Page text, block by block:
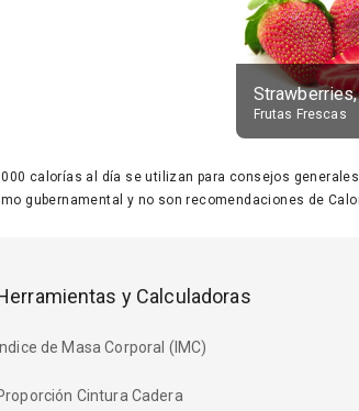
Frutas Frescas
calorías al día se utilizan para consejos
gubernamental y no son recomendaciones de
y Calculadoras
Índice de Masa Corporal (IMC)
Cintura Cadera